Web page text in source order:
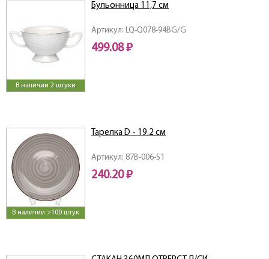
В наличии 2 штуки
Артикул: LQ-Q078-94BG/G
Бульонница 11,7 см
499.08 ₽
В наличии >100 штук
Артикул: 87B-006-S1
Тарелка D - 19.2 см
240.20 ₽